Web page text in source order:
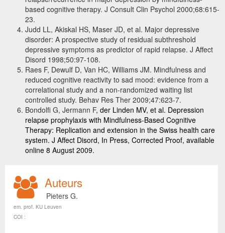
based cognitive therapy. J Consult Clin Psychol 2000;68:615-
23.
Judd LL, Akiskal HS, Maser JD, et al. Major depressive
disorder: A prospective study of residual subthreshold
depressive symptoms as predictor of rapid relapse. J Affect
Disord 1998;50:97-108.
Raes F, Dewulf D, Van HC, Williams JM. Mindfulness and
reduced cognitive reactivity to sad mood: evidence from a
correlational study and a non-randomized waiting list
controlled study. Behav Res Ther 2009;47:623-7.
Bondolfi G, Jermann F, der Linden MV, et al. Depression
relapse prophylaxis with Mindfulness-Based Cognitive
Therapy: Replication and extension in the Swiss health care
system. J Affect Disord, In Press, Corrected Proof, available
online 8 August 2009.
Auteurs
Pieters G.
em. prof. KU Leuven
COI :